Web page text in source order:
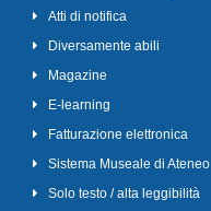
Atti di notifica
Diversamente abili
Magazine
E-learning
Fatturazione elettronica
Sistema Museale di Ateneo
Solo testo / alta leggibilità